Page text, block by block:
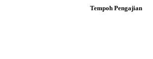
Tempoh Pengajian